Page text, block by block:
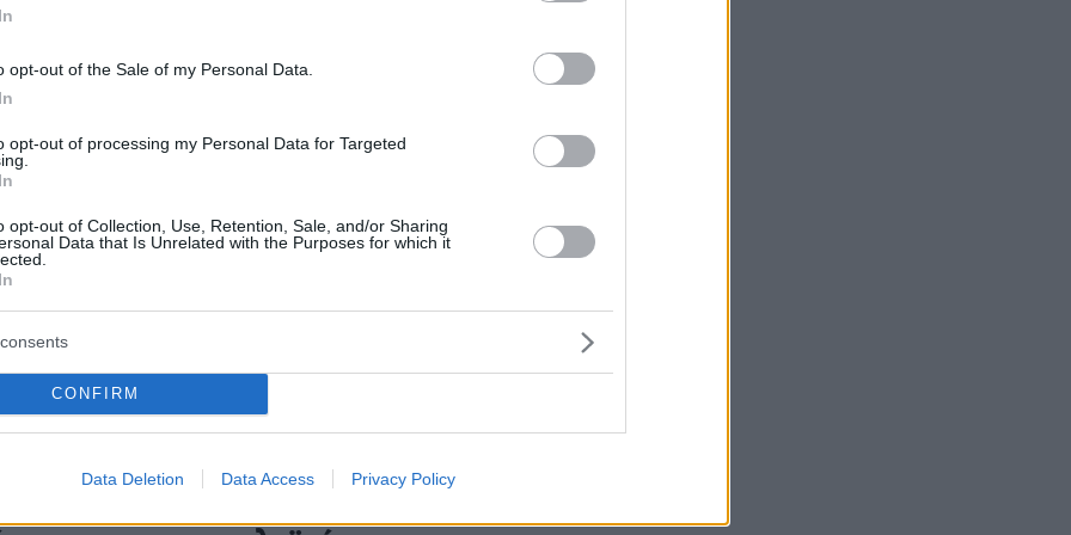
opt-out of the Sale of my Personal Data.
opt-out of processing my Personal Data for Targeted
opt-out of Collection, Use, Retention, Sale, and/or Sharing
Data that Is Unrelated with the Purposes for which it
CONFIRM
Data Deletion Data Access Privacy Policy
για Ζάκυνθο, Κεφαλονιά - Οι καιρικές συνθήκες
το πρωί της Πέμπτης, ανακοίνωσε η Levante
τα ακτοπλοϊκά
μετά τους ισχυρούς
χιλιάδων ταξιδιωτών - Οι ακτοπλοϊκές
στους ταξιδιώτες να παραμένουν σε διαρκή
πριν την αναχώρησή τους